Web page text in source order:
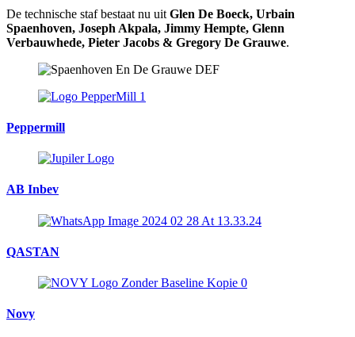
De technische staf bestaat nu uit Glen De Boeck, Urbain
Spaenhoven, Joseph Akpala, Jimmy Hempte, Glenn
Verbauwhede, Pieter Jacobs & Gregory De Grauwe.
Peppermill
AB Inbev
QASTAN
Novy